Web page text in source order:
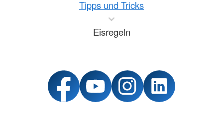
Tipps und Tricks
Eisregeln